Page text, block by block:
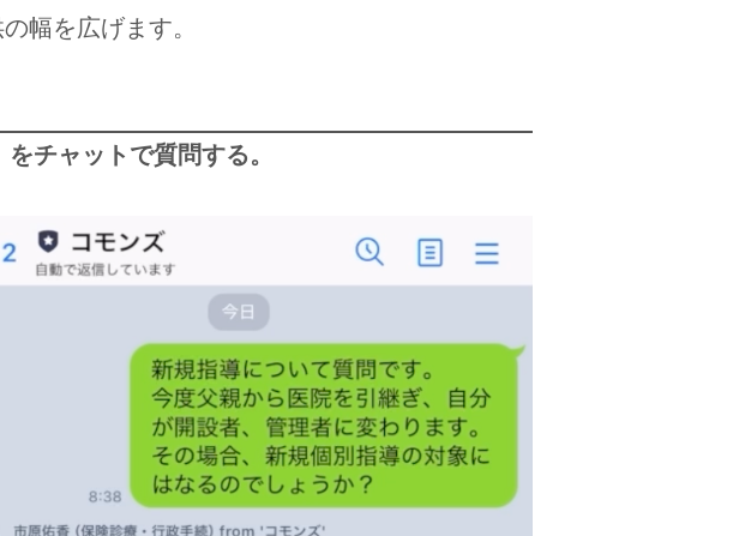
幅を広げます。
チャットで質問する。